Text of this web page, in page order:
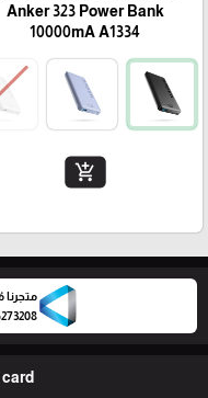
Anker 323 Power Bank
10000mA A1334
add_shopping_cart
©